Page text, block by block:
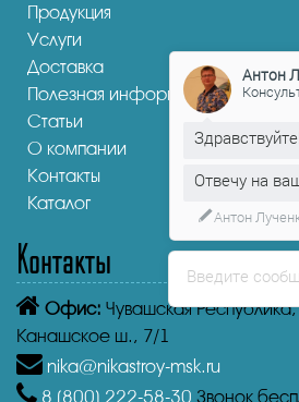
Продукция
Услуги
Доставка
Полезная информация
Статьи
О компании
Контакты
Каталог
Контакты
Офис: Чувашская
Канашское ш., 7/1
nika@nikastroy-msk.ru
8 (800) 222-58-30 Звонок
Введите
Антон
Здравствуйте!
Отвечу на
Антон